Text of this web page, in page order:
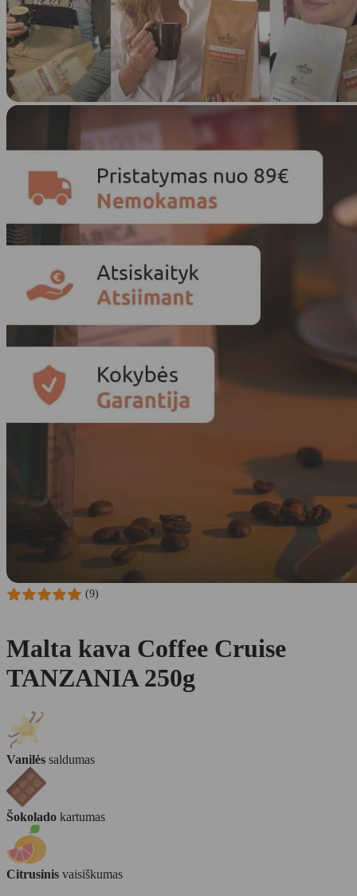
(9)
Malta kava Coffee Cruise
TANZANIA 250g
Vanilės saldumas
Šokolado kartumas
Citrusinis vaisiškumas